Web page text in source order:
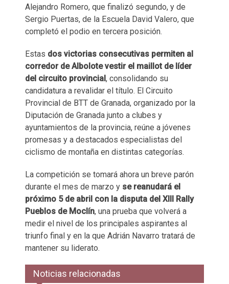
Alejandro Romero, que finalizó segundo, y de
Sergio Puertas, de la Escuela David Valero, que
completó el podio en tercera posición.
Estas dos victorias consecutivas permiten al
corredor de Albolote vestir el maillot de líder
del circuito provincial, consolidando su
candidatura a revalidar el título. El Circuito
Provincial de BTT de Granada, organizado por la
Diputación de Granada junto a clubes y
ayuntamientos de la provincia, reúne a jóvenes
promesas y a destacados especialistas del
ciclismo de montaña en distintas categorías.
La competición se tomará ahora un breve parón
durante el mes de marzo y se reanudará el
próximo 5 de abril con la disputa del XIII Rally
Pueblos de Moclín, una prueba que volverá a
medir el nivel de los principales aspirantes al
triunfo final y en la que Adrián Navarro tratará de
mantener su liderato.
Noticias relacionadas